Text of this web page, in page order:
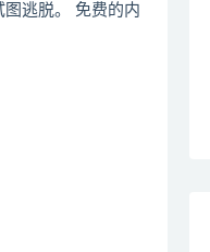
逃脱。 免费的内